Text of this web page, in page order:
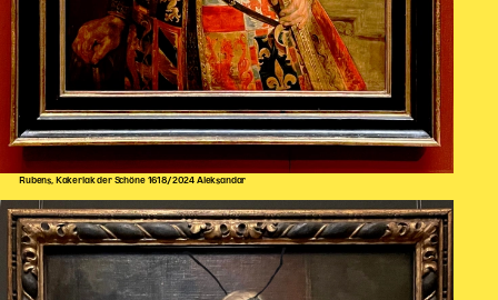
Rubens, Kakerlak der Schöne 1618/2024 Aleksandar